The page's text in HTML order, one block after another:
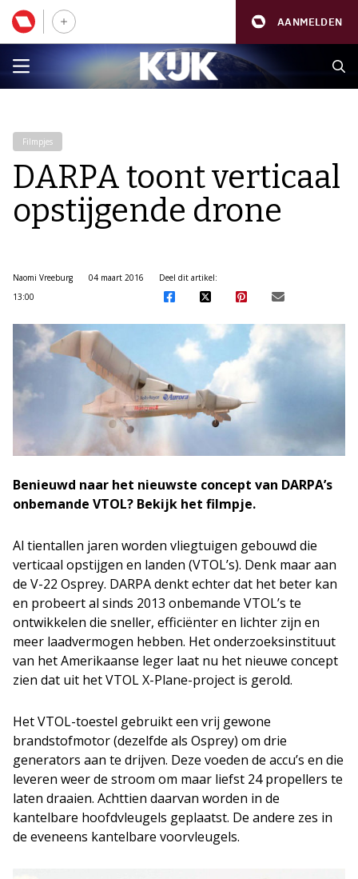
AANMELDEN
Filmpjes
DARPA toont verticaal
opstijgende drone
Naomi Vreeburg
04 maart 2016
13:00
Deel dit artikel:
Benieuwd naar het nieuwste concept van DARPA’s
onbemande VTOL? Bekijk het filmpje.
Al tientallen jaren worden vliegtuigen gebouwd die
verticaal opstijgen en landen (VTOL’s). Denk maar aan
de V-22 Osprey. DARPA denkt echter dat het beter kan
en probeert al sinds 2013 onbemande VTOL’s te
ontwikkelen die sneller, efficiënter en lichter zijn en
meer laadvermogen hebben. Het onderzoeksinstituut
van het Amerikaanse leger laat nu het nieuwe concept
zien dat uit het VTOL X-Plane-project is gerold.
Het VTOL-toestel gebruikt een vrij gewone
brandstofmotor (dezelfde als Osprey) om drie
generators aan te drijven. Deze voeden de accu’s en die
leveren weer de stroom om maar liefst 24 propellers te
laten draaien. Achttien daarvan worden in de
kantelbare hoofdvleugels geplaatst. De andere zes in
de eveneens kantelbare voorvleugels.